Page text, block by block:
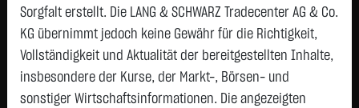
Sorgfalt erstellt. Die LANG & SCHWARZ Tradecenter AG & Co.
KG übernimmt jedoch keine Gewähr für die Richtigkeit,
Vollständigkeit und Aktualität der bereitgestellten Inhalte,
insbesondere der Kurse, der Markt-, Börsen- und
sonstiger Wirtschaftsinformationen. Die angezeigten
Ihre Watchlist